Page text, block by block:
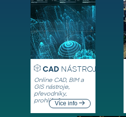
CADNÁSTROJE
Online CAD, BIM a
GIS nástroje,
převodníky,
prohlížečeVíce info